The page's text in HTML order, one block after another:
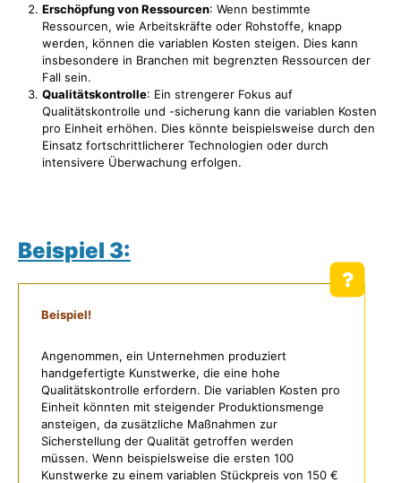
Erschöpfung von Ressourcen: Wenn bestimmte
Ressourcen, wie Arbeitskräfte oder Rohstoffe, knapp
werden, können die variablen Kosten steigen. Dies kann
insbesondere in Branchen mit begrenzten Ressourcen der
Fall sein.
Qualitätskontrolle: Ein strengerer Fokus auf
Qualitätskontrolle und -sicherung kann die variablen Kosten
pro Einheit erhöhen. Dies könnte beispielsweise durch den
Einsatz fortschrittlicherer Technologien oder durch
intensivere Überwachung erfolgen.
Beispiel 3:
Beispiel!
Angenommen, ein Unternehmen produziert
handgefertigte Kunstwerke, die eine hohe
Qualitätskontrolle erfordern. Die variablen Kosten pro
Einheit könnten mit steigender Produktionsmenge
ansteigen, da zusätzliche Maßnahmen zur
Sicherstellung der Qualität getroffen werden
müssen. Wenn beispielsweise die ersten 100
Kunstwerke zu einem variablen Stückpreis von 150 €